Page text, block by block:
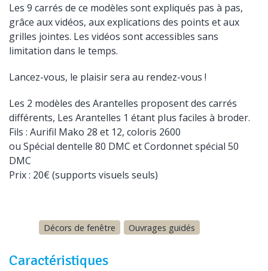
Les 9 carrés de ce modèles sont expliqués pas à pas,
grâce aux vidéos, aux explications des points et aux
grilles jointes. Les vidéos sont accessibles sans
limitation dans le temps.
Lancez-vous, le plaisir sera au rendez-vous !
Les 2 modèles des Arantelles proposent des carrés
différents, Les Arantelles 1 étant plus faciles à broder.
Fils : Aurifil Mako 28 et 12, coloris 2600
ou Spécial dentelle 80 DMC et Cordonnet spécial 50
DMC
Prix : 20€ (supports visuels seuls)
Décors de fenêtre Ouvrages guidés
Caractéristiques